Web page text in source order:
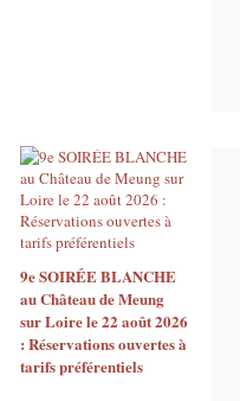
9e SOIRÉE BLANCHE
au Château de Meung
sur Loire le 22 août 2026
: Réservations ouvertes à
tarifs préférentiels